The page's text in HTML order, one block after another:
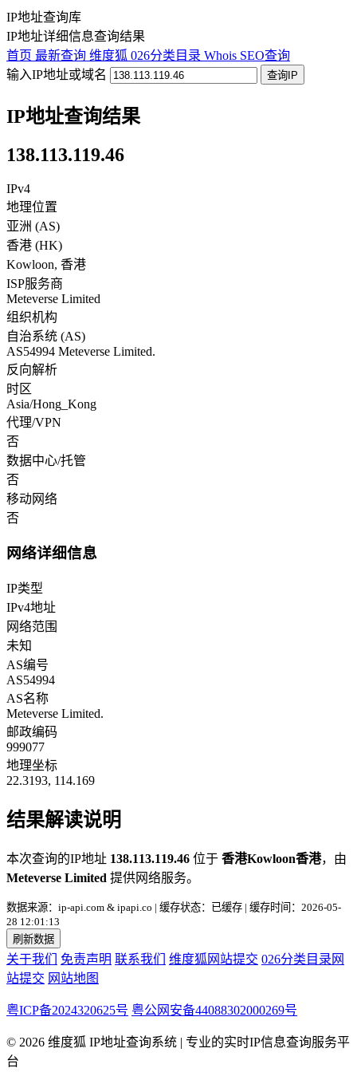
IP地址查询库
IP地址详细信息查询结果
首页 最新查询 维度狐 026分类目录 Whois SEO查询
输入IP地址或域名
查询IP
IP地址查询结果
138.113.119.46
IPv4
地理位置
亚洲 (AS)
香港 (HK)
Kowloon, 香港
ISP服务商
Meteverse Limited
组织机构
自治系统 (AS)
AS54994 Meteverse Limited.
反向解析
时区
Asia/Hong_Kong
代理/VPN
否
数据中心/托管
否
移动网络
否
网络详细信息
IP类型
IPv4地址
网络范围
未知
AS编号
AS54994
AS名称
Meteverse Limited.
邮政编码
999077
地理坐标
22.3193, 114.169
结果解读说明
本次查询的IP地址 138.113.119.46 位于 香港Kowloon香港，由
Meteverse Limited 提供网络服务。
数据来源：ip-api.com & ipapi.co | 缓存状态：已缓存 | 缓存时间：2026-05-
28 12:01:13
刷新数据
关于我们 免责声明 联系我们 维度狐网站提交 026分类目录网
站提交 网站地图
粤ICP备2024320625号 粤公网安备44088302000269号
© 2026 维度狐 IP地址查询系统 | 专业的实时IP信息查询服务平
台